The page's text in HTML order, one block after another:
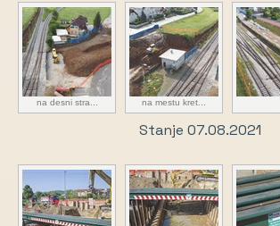
na desni stra... na mestu kret...
Stanje 07.08.2021